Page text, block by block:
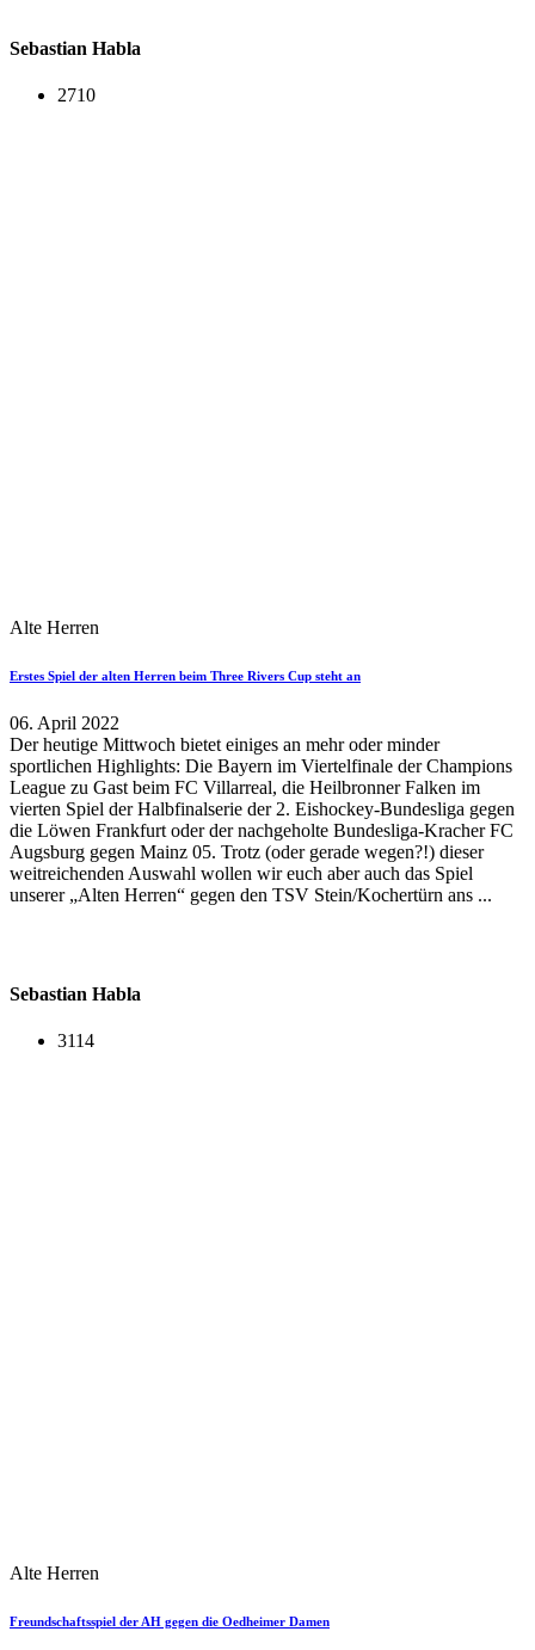
Sebastian Habla
2710
Alte Herren
Erstes Spiel der alten Herren beim Three Rivers Cup steht an
06. April 2022
Der heutige Mittwoch bietet einiges an mehr oder minder
sportlichen Highlights: Die Bayern im Viertelfinale der Champions
League zu Gast beim FC Villarreal, die Heilbronner Falken im
vierten Spiel der Halbfinalserie der 2. Eishockey-Bundesliga gegen
die Löwen Frankfurt oder der nachgeholte Bundesliga-Kracher FC
Augsburg gegen Mainz 05. Trotz (oder gerade wegen?!) dieser
weitreichenden Auswahl wollen wir euch aber auch das Spiel
unserer „Alten Herren“ gegen den TSV Stein/Kochertürn ans ...
Sebastian Habla
3114
Alte Herren
Freundschaftsspiel der AH gegen die Oedheimer Damen